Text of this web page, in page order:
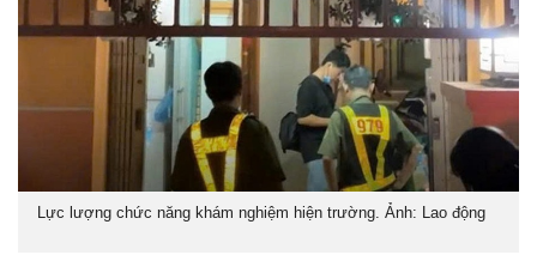
Lực lượng chức năng khám nghiệm hiện trường. Ảnh: Lao động